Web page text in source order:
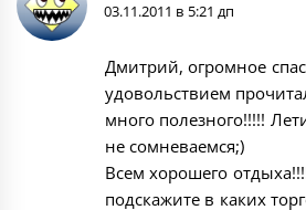
03.11.2011 в 5:21 дп
Дмитрий, огромное
удовольствием
много полезного!!!!!
не сомневаемся;)
Всем хорошего
подскажите в каких